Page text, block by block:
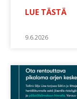
LUE TÄSTÄ
9.6.2026